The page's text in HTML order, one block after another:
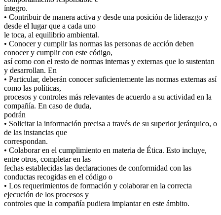
íntegro.
• Contribuir de manera activa y desde una posición de liderazgo y
desde el lugar que a cada uno
le toca, al equilibrio ambiental.
• Conocer y cumplir las normas las personas de acción deben
conocer y cumplir con este código,
así como con el resto de normas internas y externas que lo sustentan
y desarrollan. En
• Particular, deberán conocer suficientemente las normas externas así
como las políticas,
procesos y controles más relevantes de acuerdo a su actividad en la
compañía. En caso de duda,
podrán
• Solicitar la información precisa a través de su superior jerárquico, o
de las instancias que
correspondan.
• Colaborar en el cumplimiento en materia de Ética. Esto incluye,
entre otros, completar en las
fechas establecidas las declaraciones de conformidad con las
conductas recogidas en el código o
• Los requerimientos de formación y colaborar en la correcta
ejecución de los procesos y
controles que la compañía pudiera implantar en este ámbito.